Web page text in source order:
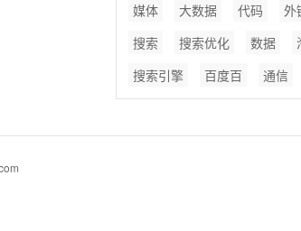
媒体
大数据 代码
外
搜索
搜索优化 数据
搜索引擎
百度百 通信